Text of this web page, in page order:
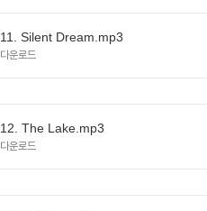
11. Silent Dream.mp3
다운로드
12. The Lake.mp3
다운로드